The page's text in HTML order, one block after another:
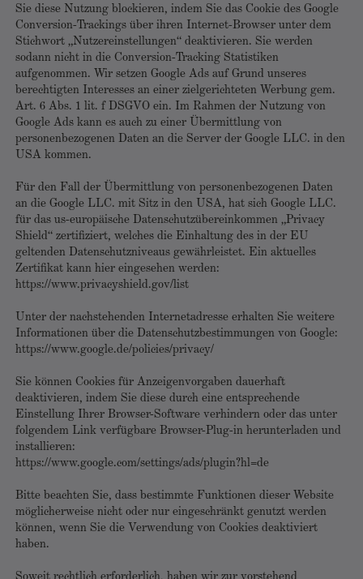
Sie diese Nutzung blockieren, indem Sie das Cookie des Google
Conversion-Trackings über ihren Internet-Browser unter dem
Stichwort „Nutzereinstellungen“ deaktivieren. Sie werden
sodann nicht in die Conversion-Tracking Statistiken
aufgenommen. Wir setzen Google Ads auf Grund unseres
berechtigten Interesses an einer zielgerichteten Werbung gem.
Art. 6 Abs. 1 lit. f DSGVO ein. Im Rahmen der Nutzung von
Google Ads kann es auch zu einer Übermittlung von
personenbezogenen Daten an die Server der Google LLC. in den
USA kommen.
Für den Fall der Übermittlung von personenbezogenen Daten
an die Google LLC. mit Sitz in den USA, hat sich Google LLC.
für das us-europäische Datenschutzübereinkommen „Privacy
Shield“ zertifiziert, welches die Einhaltung des in der EU
geltenden Datenschutzniveaus gewährleistet. Ein aktuelles
Zertifikat kann hier eingesehen werden:
https://www.privacyshield.gov/list
Unter der nachstehenden Internetadresse erhalten Sie weitere
Informationen über die Datenschutzbestimmungen von Google:
https://www.google.de/policies/privacy/
Sie können Cookies für Anzeigenvorgaben dauerhaft
deaktivieren, indem Sie diese durch eine entsprechende
Einstellung Ihrer Browser-Software verhindern oder das unter
folgendem Link verfügbare Browser-Plug-in herunterladen und
installieren:
https://www.google.com/settings/ads/plugin?hl=de
Bitte beachten Sie, dass bestimmte Funktionen dieser Website
möglicherweise nicht oder nur eingeschränkt genutzt werden
können, wenn Sie die Verwendung von Cookies deaktiviert
haben.